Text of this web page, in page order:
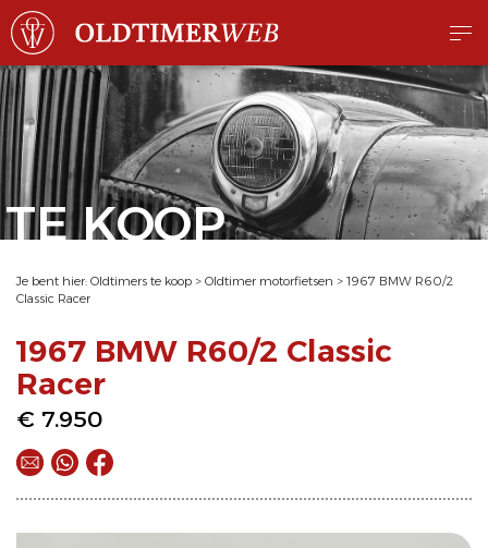
TE KOOP
Je bent hier: Oldtimers te koop > Oldtimer motorfietsen > 1967 BMW R60/2
Classic Racer
1967 BMW R60/2 Classic
Racer
€ 7.950